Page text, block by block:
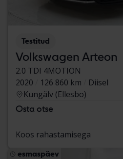
Testitud
Volkswagen Arteon
2.0 TDI 4MOTION
2020
126 860 km
Diisel
Kungälv (Ellesbo)
Osta otse
Koos rahastamisega
esmaspäev